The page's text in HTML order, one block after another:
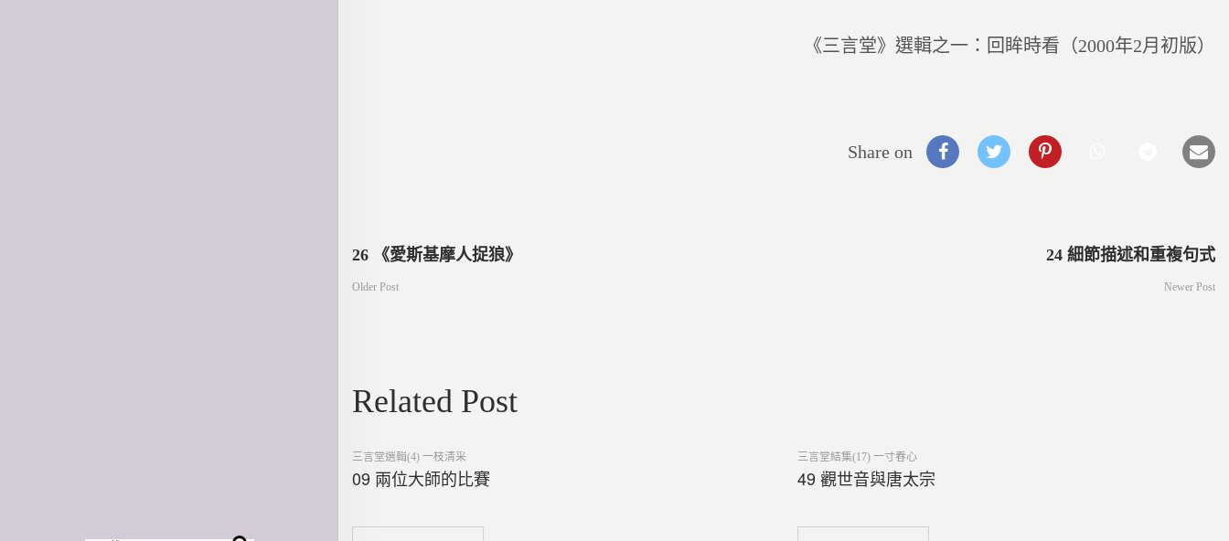
《三言堂》選輯之一：回眸時看（2000年2月初版）
Share on
文
導
覽
26 《愛斯基摩人捉狼》
Older Post
24 細節描述和重複句式
Newer Post
Related Post
Posted
三言堂選輯(4) 一枝清采
09 兩位大師的比賽
Posted
三言堂結集(17) 一寸春心
49 觀世音與唐太宗